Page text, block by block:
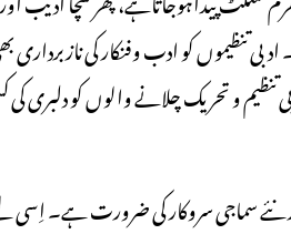
ادبی تنظیموں کو ادب وفنکار کی
و تحریک چلانے والوں کو دلبری
سماجی سروکار کی ضرورت ہے۔ اِسی